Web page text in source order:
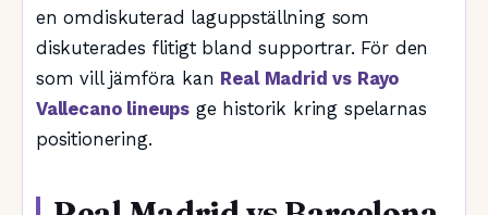
en omdiskuterad laguppställning som
diskuterades flitigt bland supportrar. För den
som vill jämföra kan Real Madrid vs Rayo
Vallecano lineups ge historik kring spelarnas
positionering.